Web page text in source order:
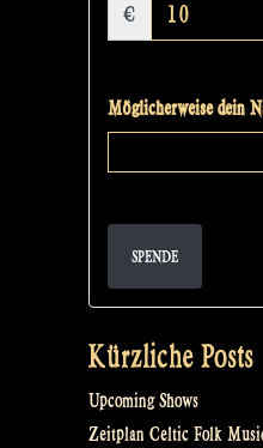
€
Möglicherweise dein
SPENDE
Kürzliche Posts
Upcoming Shows
Zeitplan Celtic Folk